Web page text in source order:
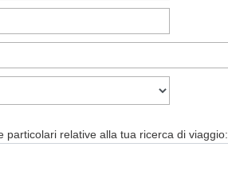
particolari relative alla tua ricerca di viaggio: